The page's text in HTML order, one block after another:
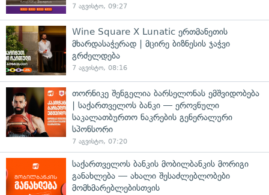
7 აგვისტო, 09:27
Wine Square X Lunatic ერთმანეთის
მხარდასაჭერად | მცირე ბიზნესის ჯაჭვი
გრძელდება
7 აგვისტო, 08:16
თორნიკე შენგელია ბარსელონას ემშვიდობება
| საქართველოს ბანკი — ეროვნული
საკალათბურთო ნაკრების გენერალური
სპონსორი
7 აგვისტო, 07:20
საქართველოს ბანკის მობილბანკის მორიგი
განახლება — ახალი შესაძლებლობები
მომხმარებლებისთვის